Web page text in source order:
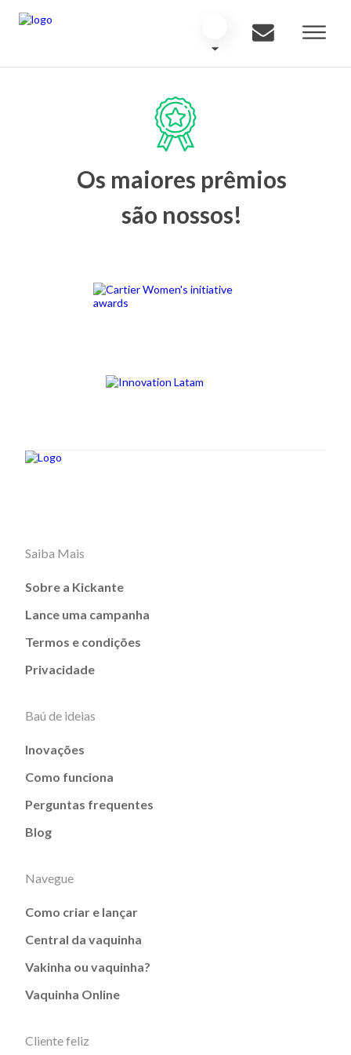
Os maiores prêmios
são nossos!
Saiba Mais
Sobre a Kickante
Lance uma campanha
Termos e condições
Privacidade
Baú de ideias
Inovações
Como funciona
Perguntas frequentes
Blog
Navegue
Como criar e lançar
Central da vaquinha
Vakinha ou vaquinha?
Vaquinha Online
Cliente feliz